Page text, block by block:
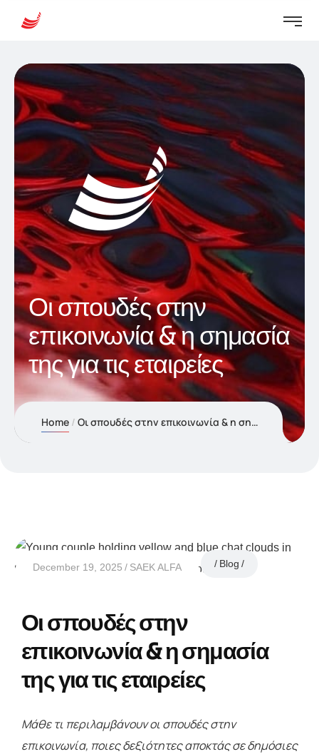
Οι σπουδές στην
επικοινωνία & η σημασία
της για τις εταιρείες
Home Οι σπουδές στην επικοινωνία & η σημασία της για τις εταιρείες
December 19, 2025 SAEK ALFA Blog
Οι σπουδές στην
επικοινωνία & η σημασία
της για τις εταιρείες
Μάθε τι περιλαμβάνουν οι σπουδές στην
επικοινωνία, ποιες δεξιότητες αποκτάς σε δημόσιες